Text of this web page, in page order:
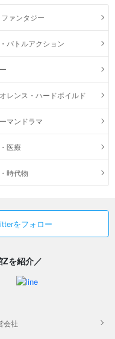
ァンタジー
バトルアクション
レンス・ハードボイルド
マンドラマ
医療
時代物
をフォロー
Zを紹介／
会社